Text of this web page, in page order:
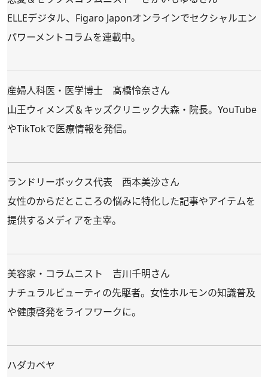
ELLEデジタル、Figaro Japonオンラインでセクシャルエン
パワーメントコラムを連載中。
産婦人科医・医学博士 髙橋怜奈さん
山王ウィメンズ＆キッズクリニック大森・院長。YouTube
やTikTokで医療情報を発信。
ランドリーボックス代表 西本美沙さん
女性のからだとこころの悩みに特化した記事やアイテムを
提供するメディアを主宰。
美容家・コラムニスト 吉川千明さん
ナチュラルビューティの先駆者。女性ホルモンの知識普及
や健康啓発をライフワークに。
ハダカベヤ